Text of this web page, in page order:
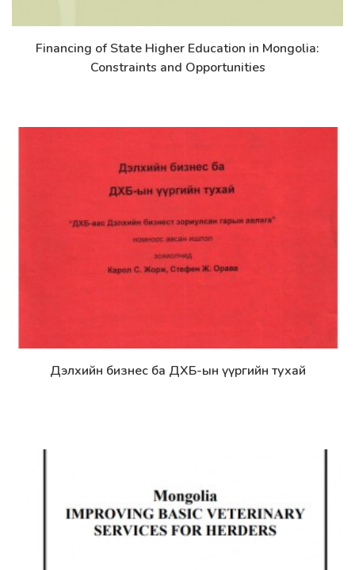
Дэлгэрэнгүй
Financing of State Higher Education in Mongolia:
Constraints and Opportunities
Дэлгэрэнгүй
Дэлхийн бизнес ба ДХБ-ын үүргийн тухай